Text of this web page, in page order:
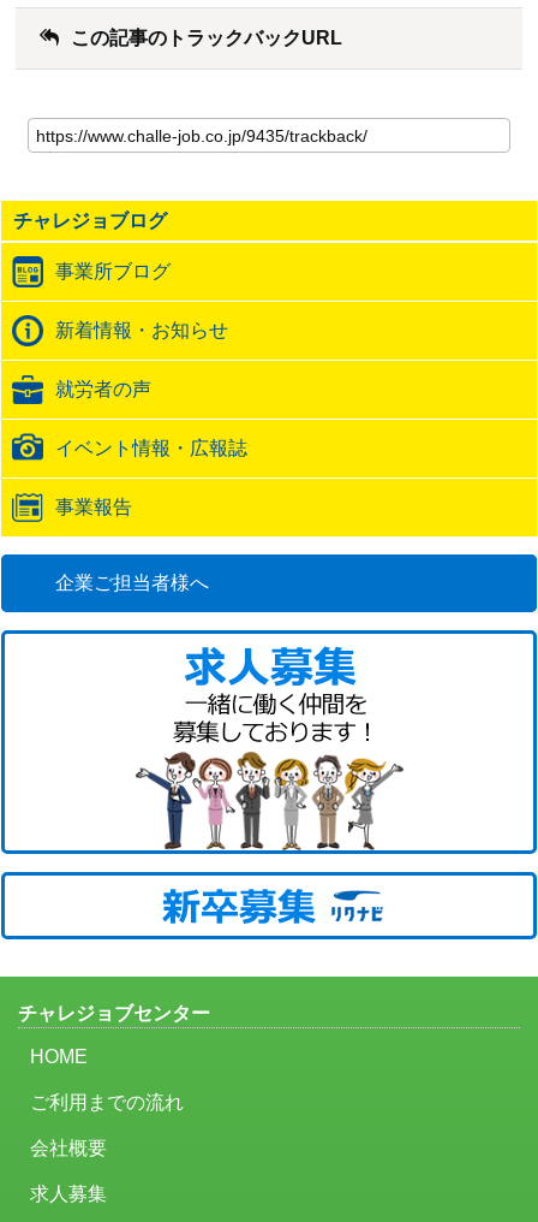
この記事のトラックバックURL
の
記
の
ト
ッ
ク
バ
ッ
URL
チャレジョブログ
事業所ブログ
新着情報・お知らせ
就労者の声
イベント情報・広報誌
事業報告
企業ご担当者様へ
チャレジョブセンター
HOME
ご利用までの流れ
会社概要
求人募集